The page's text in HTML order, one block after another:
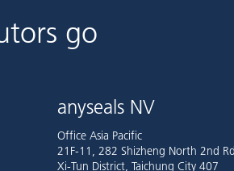
go
anyseals NV
Office Asia Pacific
21F-11, 282 Shizheng North 2nd
Xi-Tun District, Taichung City 407